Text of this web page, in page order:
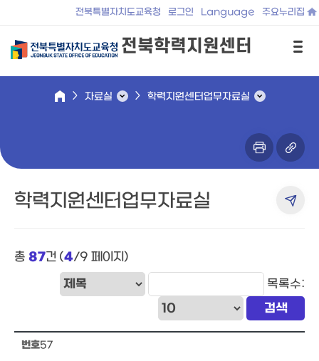
전북특별자치도교육청 로그인 Language 주요누리집
전북학력지원센터
자료실 학력지원센터업무자료실
학력지원센터업무자료실
총 87건 (4/9 페이지)
목록수:
57